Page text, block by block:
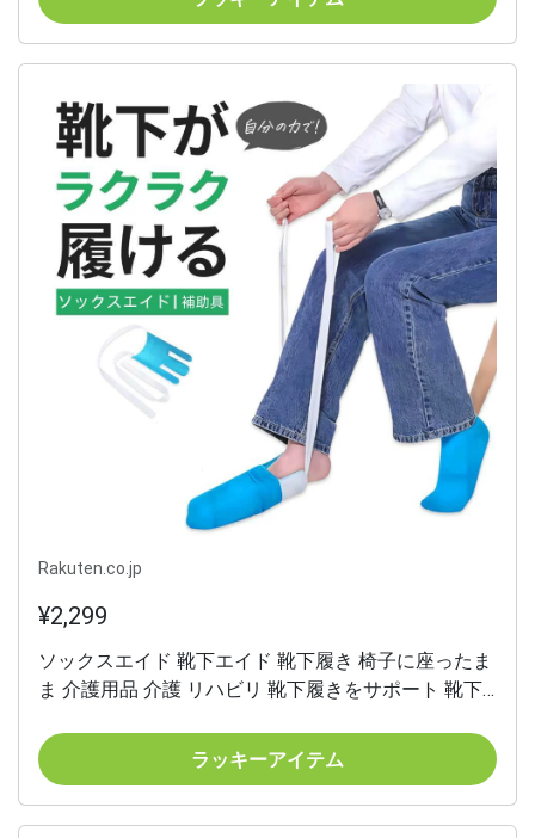
ハビリ用品 リハビリ訓練具
Rakuten.co.jp
¥2,299
ソックスエイド 靴下エイド 靴下履き 椅子に座ったま
ま 介護用品 介護 リハビリ 靴下履きをサポート 靴下
り補助具 履く道具 椅子 イス いす 補助 サポーター さ
ぽーたー ベッド べっど はく
ラッキーアイテム